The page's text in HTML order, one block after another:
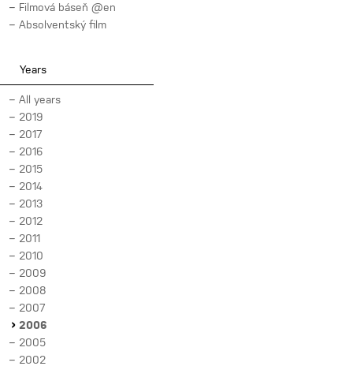
Filmová báseň @en
Absolventský film
Years
All years
2019
2017
2016
2015
2014
2013
2012
2011
2010
2009
2008
2007
2006
2005
2002